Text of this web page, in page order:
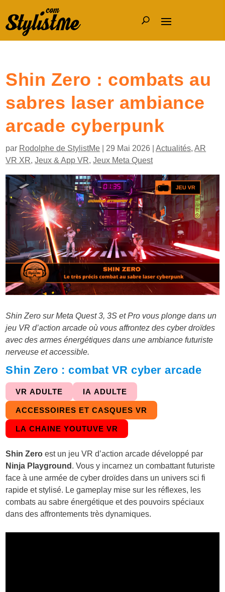
Shin Zero : combats au
sabres laser ambiance
arcade cyberpunk
par Rodolphe de StylistMe 29 Mai 2026 |Actualités,AR
VR XR,Jeux & App VR,Jeux Meta Quest
Shin Zero sur Meta Quest 3, 3S et Pro vous plonge dans un
jeu VR d’action arcade où vous affrontez des cyber droïdes
avec des armes énergétiques dans une ambiance futuriste
nerveuse et accessible.
Shin Zero : combat VR cyber arcade
VR ADULTE IA ADULTE
ACCESSOIRES ET CASQUES VR
LA CHAINE YOUTUVE VR
Shin Zero est un jeu VR d’action arcade développé par
Ninja Playground . Vous y incarnez un combattant futuriste
face à une armée de cyber droïdes dans un univers sci fi
rapide et stylisé. Le gameplay mise sur les réflexes, les
combats au sabre énergétique et des pouvoirs spéciaux
dans des affrontements très dynamiques.